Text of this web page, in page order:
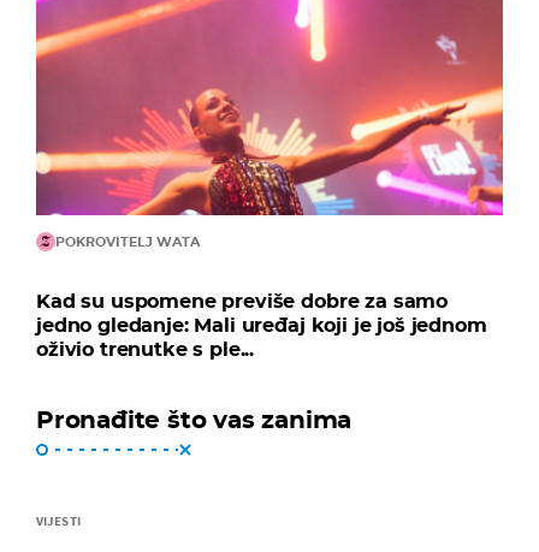
POKROVITELJ WATA
Kad su uspomene previše dobre za samo
jedno gledanje: Mali uređaj koji je još jednom
oživio trenutke s ple...
Pronađite što vas zanima
VIJESTI